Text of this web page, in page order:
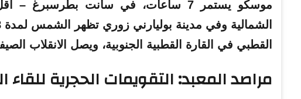
الشمالية وفي مدينة بوليارني زوري تظهر الشمس لمدة 18 دقيقة فقط
القطبي في القارة القطبية الجنوبية، ويصل الانقلاب
مراصد المعبد: التقويمات الحجرية